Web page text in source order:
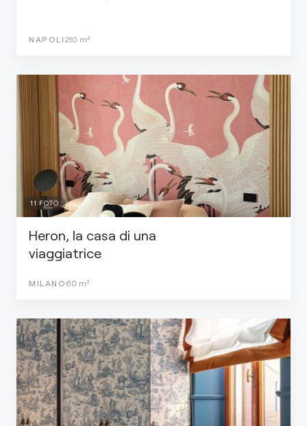
NAPOLI 210 m²
11 FOTO
Heron, la casa di una
viaggiatrice
MILANO 60 m²